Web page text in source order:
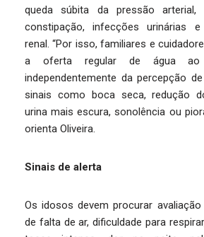
queda súbita da pressão arterial,
constipação, infecções urinárias
renal. “Por isso, familiares e
a oferta regular de água
independentemente da percepção
sinais como boca seca, redução
urina mais escura, sonolência ou
orienta Oliveira.
Sinais de alerta
Os idosos devem procurar
de falta de ar, dificuldade para